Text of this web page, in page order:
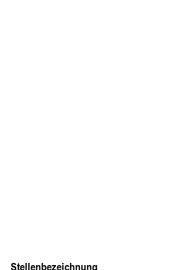
Stellenbezeichnung